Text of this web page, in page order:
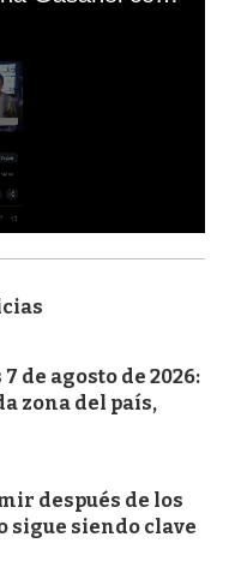
de agosto de 2026:
zona del país,
después de los
sigue siendo clave